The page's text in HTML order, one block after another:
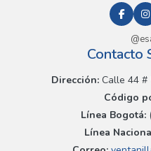
Contacto
Dirección:Calle 44 #
Código
Línea Bogotá:
Línea